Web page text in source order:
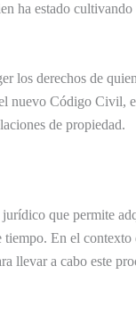
ha estado
los derechos de
nuevo Código Civil,
de propiedad.
jurídico que permite
tiempo. En el contexto
llevar a cabo este